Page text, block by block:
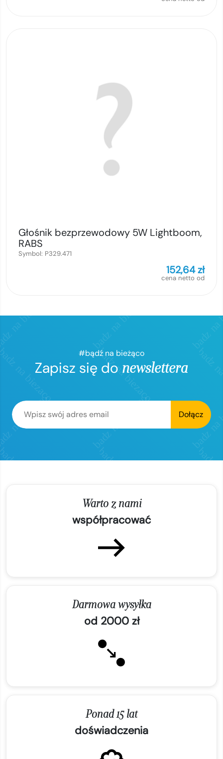
Głośnik bezprzewodowy 5W Lightboom,
RABS
Symbol: P329.471
152,64zł
cena netto od
#bądź na bieżąco
Zapisz się do newslettera
Dołącz
Warto z nami
współpracować
Darmowa wysyłka
od 2000 zł
Ponad 15 lat
doświadczenia